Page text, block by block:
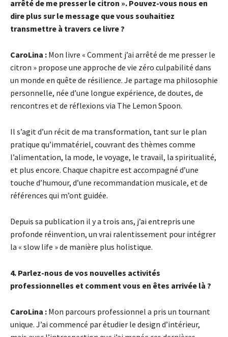
arrêté de me presser le citron ». Pouvez-vous nous en
dire plus sur le message que vous souhaitiez
transmettre à travers ce livre ?
CaroLina : Mon livre « Comment j’ai arrêté de me presser le
citron » propose une approche de vie zéro culpabilité dans
un monde en quête de résilience. Je partage ma philosophie
personnelle, née d’une longue expérience, de doutes, de
rencontres et de réflexions via The Lemon Spoon.
Il s’agit d’un récit de ma transformation, tant sur le plan
pratique qu’immatériel, couvrant des thèmes comme
l’alimentation, la mode, le voyage, le travail, la spiritualité,
et plus encore. Chaque chapitre est accompagné d’une
touche d’humour, d’une recommandation musicale, et de
références qui m’ont guidée.
Depuis sa publication il y a trois ans, j’ai entrepris une
profonde réinvention, un vrai ralentissement pour intégrer
la « slow life » de manière plus holistique.
4. Parlez-nous de vos nouvelles activités
professionnelles et comment vous en êtes arrivée là ?
CaroLina : Mon parcours professionnel a pris un tournant
unique. J’ai commencé par étudier le design d’intérieur,